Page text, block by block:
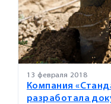
13 февраля 2018
Компания
разработала